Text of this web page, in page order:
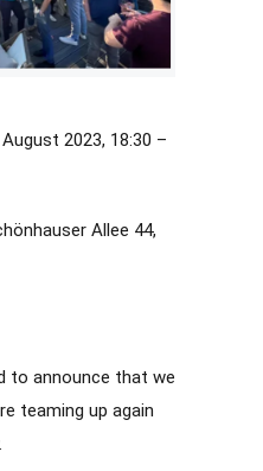
2023, 18:30 –
Allee 44,
to announce that we
teaming up again